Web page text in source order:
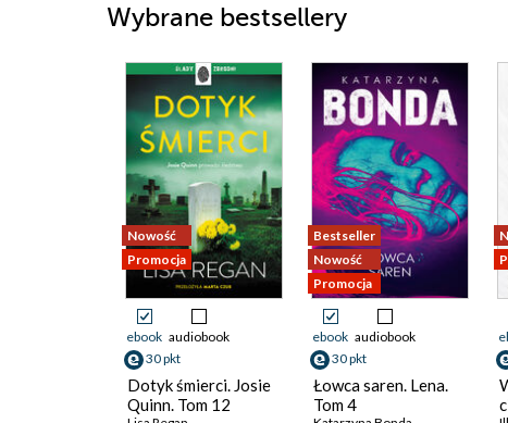
Wybrane bestsellery
Nowość
Promocja
ebook audiobook
30 pkt
Dotyk śmierci. Josie
Quinn. Tom 12
Bestseller
Nowość
Promocja
ebook audiobook
30 pkt
Łowca saren. Lena.
Tom 4